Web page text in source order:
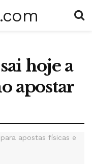
hoje a
apostar